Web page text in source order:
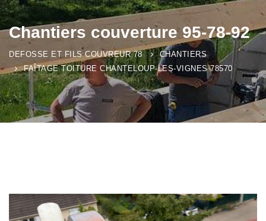
Chantiers couverture 95-78-92
DEFOSSE ET FILS COUVREUR 78
CHANTIERS
FAÎTAGE TOITURE CHANTELOUP-LES-VIGNES 78570